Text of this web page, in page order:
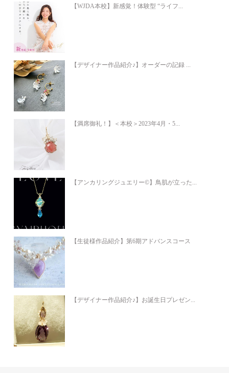
【WJDA本校】新感覚！体験型 “ライフ...
【デザイナー作品紹介♪】オーダーの記録 ...
【満席御礼！】＜本校＞2023年4月・5...
【アンカリングジュエリー©】鳥肌が立った...
【生徒様作品紹介】第6期アドバンスコース
【デザイナー作品紹介♪】お誕生日プレゼン...